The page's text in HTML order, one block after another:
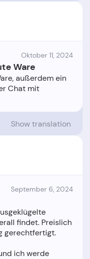
Oktober 11, 2024
Ware
außerdem ein
Chat mit
Show translation
September 6, 2024
findet. Preislich
gerechtfertigt.
ich werde